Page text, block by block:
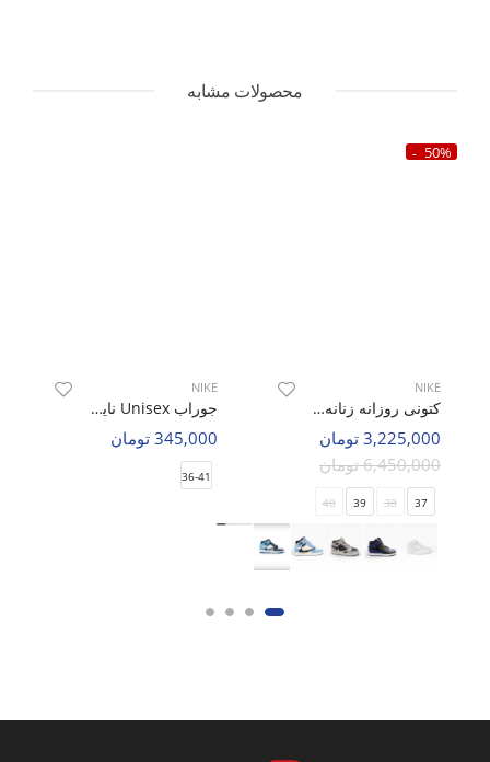
محصولات مشابه
50%
NIKE
کتونی روزانه زنانه نایک Nike Jordan Travis Scott 1 Mid W
3,225,000 تومان
6,450,000 تومان
37
38
39
40
NIKE
جوراب Unisex نایک Nike Roam U
345,000 تومان
36-41